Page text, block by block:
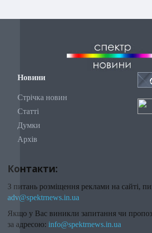
Новини
Стрічка новин
Статті
Думки
Архів
Контакти:
З питань розміщення реклами на сайті,
adv@spektrnews.in.ua
Якщо у Вас виникли запитання чи
за адресою: info@spektrnews.in.ua